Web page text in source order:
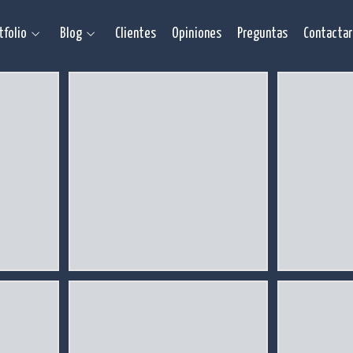
Blog Clientes Opiniones Preguntas Contactar